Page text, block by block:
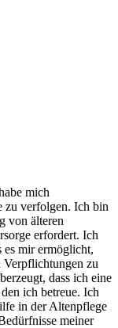
mich
zu verfolgen. Ich bin
von älteren
erfordert. Ich
es mir ermöglicht,
Verpflichtungen zu
dass ich eine
ich betreue. Ich
in der Altenpflege
meiner